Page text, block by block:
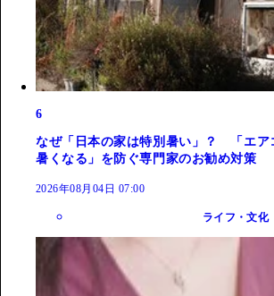
6
なぜ「日本の家は特別暑い」？ 「エア
暑くなる」を防ぐ専門家のお勧め対策
2026年08月04日 07:00
ライフ・文化